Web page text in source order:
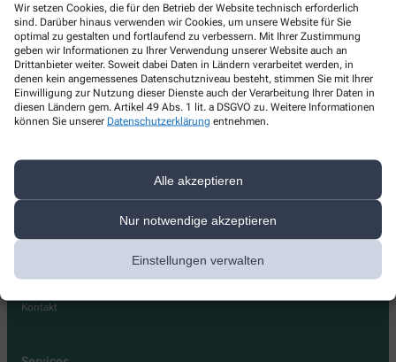
Wir setzen Cookies, die für den Betrieb der Website technisch erforderlich
sind. Darüber hinaus verwenden wir Cookies, um unsere Website für Sie
optimal zu gestalten und fortlaufend zu verbessern. Mit Ihrer Zustimmung
geben wir Informationen zu Ihrer Verwendung unserer Website auch an
Drittanbieter weiter. Soweit dabei Daten in Ländern verarbeitet werden, in
denen kein angemessenes Datenschutzniveau besteht, stimmen Sie mit Ihrer
Einwilligung zur Nutzung dieser Dienste auch der Verarbeitung Ihrer Daten in
diesen Ländern gem. Artikel 49 Abs. 1 lit. a DSGVO zu. Weitere Informationen
können Sie unserer Datenschutzerklärung entnehmen.
Alle akzeptieren
Nur notwendige akzeptieren
Einstellungen verwalten
Konrad-Zuse-Str. 14, 71034 Böblingen
+49-7031/20 59 00
+49-7031/2 05 90 25
info@flugfeldapotheke.de
Über uns
Treuepass
Kontakt